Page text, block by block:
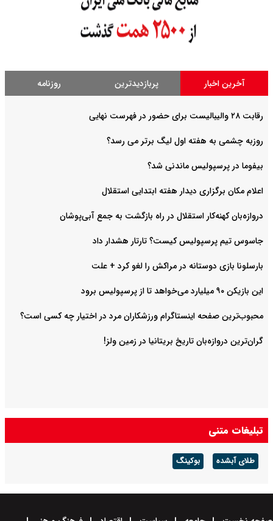
آخرین اخبار پربازدیدترین روزنامه
رقابت ۲۸ والیبالیست برای حضور در فهرست نهایی
روزبه چشمی به هفته اول لیگ برتر می رسد؟
بیفوما در پرسپولیس ماندنی شد؟
اعلام مکان برگزاری دیدار هفته ابتدایی استقلال
دروازه‌بان کهنه‌کار استقلال در راه بازگشت به جمع آبی‌پوشان
جاسوس تیم پرسپولیس کیست؟ تارتار هشدار داد
بارسلونا بازی دوستانه در مراکش را لغو کرد + علت
این بازیکن ۹۰ میلیارد می‌خواهد تا از پرسپولیس برود
محبوب‌ترین صفحه اینستاگرام ورزشکاران مرد در اختیار چه کسی است؟
گران‌ترین دروازه‌بان تاریخ بریتانیا در زمین ولز!
تبلیغات متنی
طلای آبشده بوکینگ